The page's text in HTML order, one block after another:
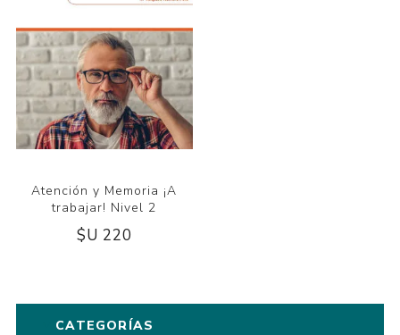
Atención y Memoria ¡A
trabajar! Nivel 2
$U 220
CATEGORÍAS